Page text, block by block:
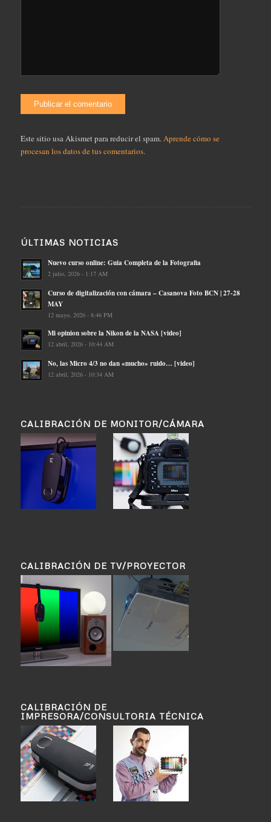
Este sitio usa Akismet para reducir el spam.Aprende cómo se
procesan los datos de tus comentarios.
ÚLTIMAS NOTICIAS
Nuevo curso online: Guia Completa de la Fotografia
2 julio, 2026 - 1:17 AM
Curso de digitalización con cámara – Casanova Foto BCN | 27-28
MAY
12 mayo, 2026 - 8:46 PM
Mi opinion sobre la Nikon de la NASA [video]
12 abril, 2026 - 10:44 AM
No, las Micro 4/3 no dan «mucho» ruido… [video]
12 abril, 2026 - 10:34 AM
CALIBRACIÓN DE MONITOR/CÁMARA
CALIBRACIÓN DE TV/PROYECTOR
CALIBRACIÓN DE
IMPRESORA/CONSULTORIA TÉCNICA